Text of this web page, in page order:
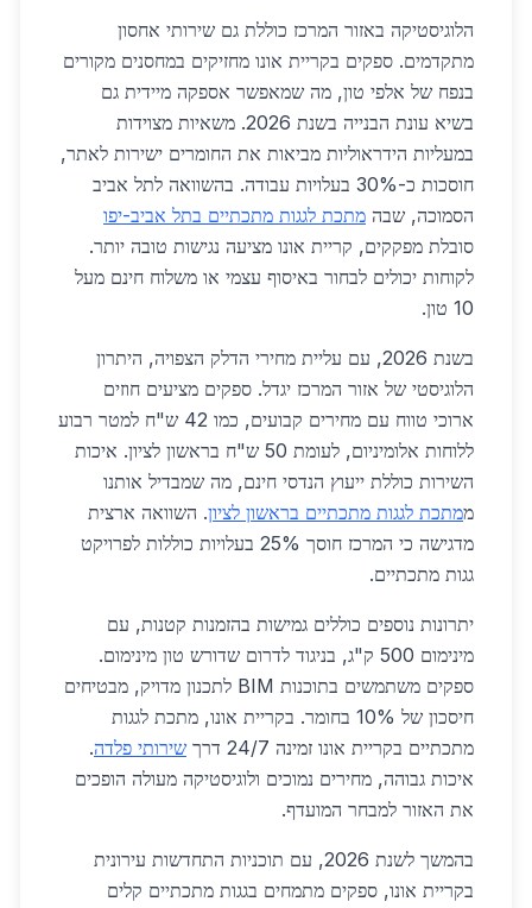
הלוגיסטיקה באזור המרכז כוללת גם שירותי אחסון
מתקדמים. ספקים בקריית אונו מחזיקים במחסנים מקורים
בנפח של אלפי טון, מה שמאפשר אספקה מיידית גם
בשיא עונת הבנייה בשנת 2026. משאיות מצוידות
במעליות הידראוליות מביאות את החומרים ישירות לאתר,
חוסכות כ-30% בעלויות עבודה. בהשוואה לתל אביב
הסמוכה, שבה מתכת לגגות מתכתיים בתל אביב-יפו
סובלת מפקקים, קריית אונו מציעה נגישות טובה יותר.
לקוחות יכולים לבחור באיסוף עצמי או משלוח חינם מעל
10 טון.
בשנת 2026, עם עליית מחירי הדלק הצפויה, היתרון
הלוגיסטי של אזור המרכז יגדל. ספקים מציעים חוזים
ארוכי טווח עם מחירים קבועים, כמו 42 ש"ח למטר רבוע
ללוחות אלומיניום, לעומת 50 ש"ח בראשון לציון. איכות
השירות כוללת ייעוץ הנדסי חינם, מה שמבדיל אותנו
ממתכת לגגות מתכתיים בראשון לציון. השוואה ארצית
מדגישה כי המרכז חוסך 25% בעלויות כוללות לפרויקט
גגות מתכתיים.
יתרונות נוספים כוללים גמישות בהזמנות קטנות, עם
מינימום 500 ק"ג, בניגוד לדרום שדורש טון מינימום.
ספקים משתמשים בתוכנות BIM לתכנון מדויק, מבטיחים
חיסכון של 10% בחומר. בקריית אונו, מתכת לגגות
מתכתיים בקריית אונו זמינה 24/7 דרך
שירותי פלדה.
איכות גבוהה, מחירים נמוכים ולוגיסטיקה מעולה הופכים
את האזור למבחר המועדף.
בהמשך לשנת 2026, עם תוכניות התחדשות עירונית
בקריית אונו, ספקים מתמחים בגגות מתכתיים קלים